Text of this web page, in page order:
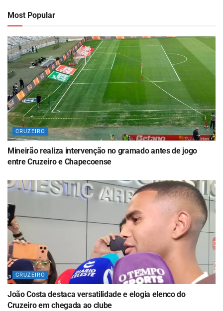
Most Popular
CRUZEIRO
Mineirão realiza intervenção no gramado antes de jogo
entre Cruzeiro e Chapecoense
CRUZEIRO
João Costa destaca versatilidade e elogia elenco do
Cruzeiro em chegada ao clube